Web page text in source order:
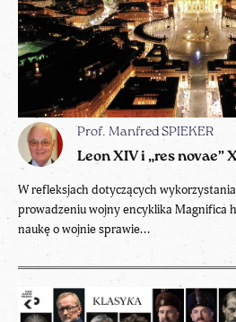
Prof. Manfred SPIEKER
Leon XIV i „res novae”
W refleksjach dotyczących
prowadzeniu wojny encyklika Magnifica
naukę o wojnie sprawie...